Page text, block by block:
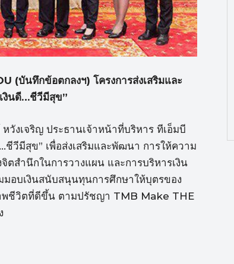
(บันทึกข้อตกลงฯ) โครงการส่งเสริมและ
งินดี…ชีวีมีสุข”
งเจริญ ประธานเจ้าหน้าที่บริหาร ทีเอ็มบี
วีมีสุข” เพื่อส่งเสริมและพัฒนา การให้ความ
ตสำนึกในการวางแผน และการบริหารเงิน
มอบเงินสนับสนุนทุนการศึกษาให้บุตรของ
พชีวิตที่ดีขึ้น ตามปรัชญา TMB Make THE